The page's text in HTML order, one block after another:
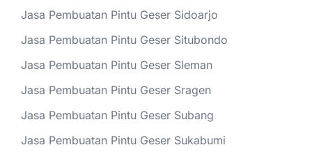
Jasa Pembuatan Pintu Geser Sidoarjo
Jasa Pembuatan Pintu Geser Situbondo
Jasa Pembuatan Pintu Geser Sleman
Jasa Pembuatan Pintu Geser Sragen
Jasa Pembuatan Pintu Geser Subang
Jasa Pembuatan Pintu Geser Sukabumi